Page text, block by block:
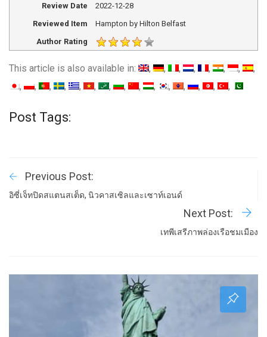
Review Date
2022-12-28
Reviewed Item
Hampton by Hilton Belfast
Author Rating
This article is also available in:
Post Tags:
Previous Post:
อิซี่เจ็ทปิดสแตนสเต็ด, นิวคาสเซิลและเซาท์เอนด์
Next Post:
เทพีเสรีภาพล่องเรือชมเมือง